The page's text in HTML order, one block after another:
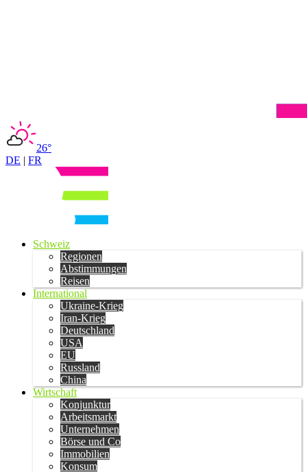
26°
DE | FR
Schweiz
Regionen
Abstimmungen
Reisen
International
Ukraine-Krieg
Iran-Krieg
Deutschland
USA
EU
Russland
China
Wirtschaft
Konjunktur
Arbeitsmarkt
Unternehmen
Börse und Co
Immobilien
Konsum